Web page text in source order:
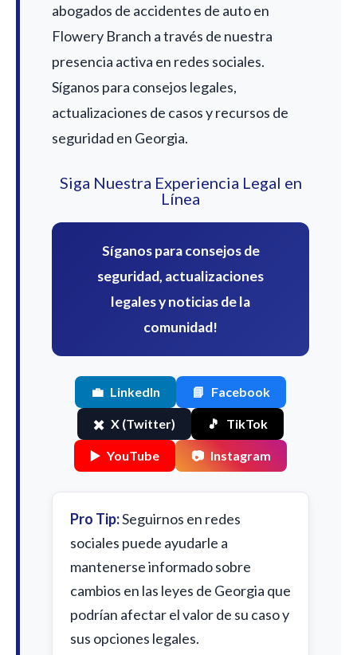
abogados de accidentes de auto en
Flowery Branch a través de nuestra
presencia activa en redes sociales.
Síganos para consejos legales,
actualizaciones de casos y recursos de
seguridad en Georgia.
Siga Nuestra Experiencia Legal en
Línea
Síganos para consejos de
seguridad, actualizaciones
legales y noticias de la
comunidad!
💼 LinkedIn 📘 Facebook
✖️ X (Twitter) 🎵 TikTok
▶️ YouTube 📷 Instagram
Pro Tip:Seguirnos en redes
sociales puede ayudarle a
mantenerse informado sobre
cambios en las leyes de Georgia que
podrían afectar el valor de su caso y
sus opciones legales.